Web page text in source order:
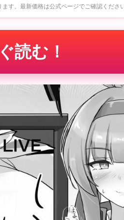
す。最新価格は公式ページでご確認くださ
読む！